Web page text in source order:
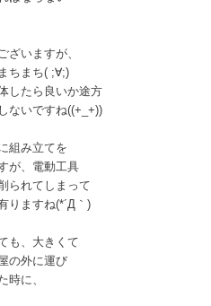
ざいますが、
ちまち( ;∀;)
したら良いか途方
ないですね((+_+))
組み立てを
が、電動工具
られてしまって
りますね(*´Д｀)
も、大きくて
の外に運び
時に、